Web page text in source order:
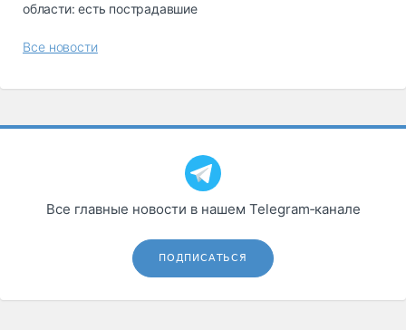
области: есть пострадавшие
Все новости
Все главные новости в нашем Telegram‑канале
ПОДПИСАТЬСЯ